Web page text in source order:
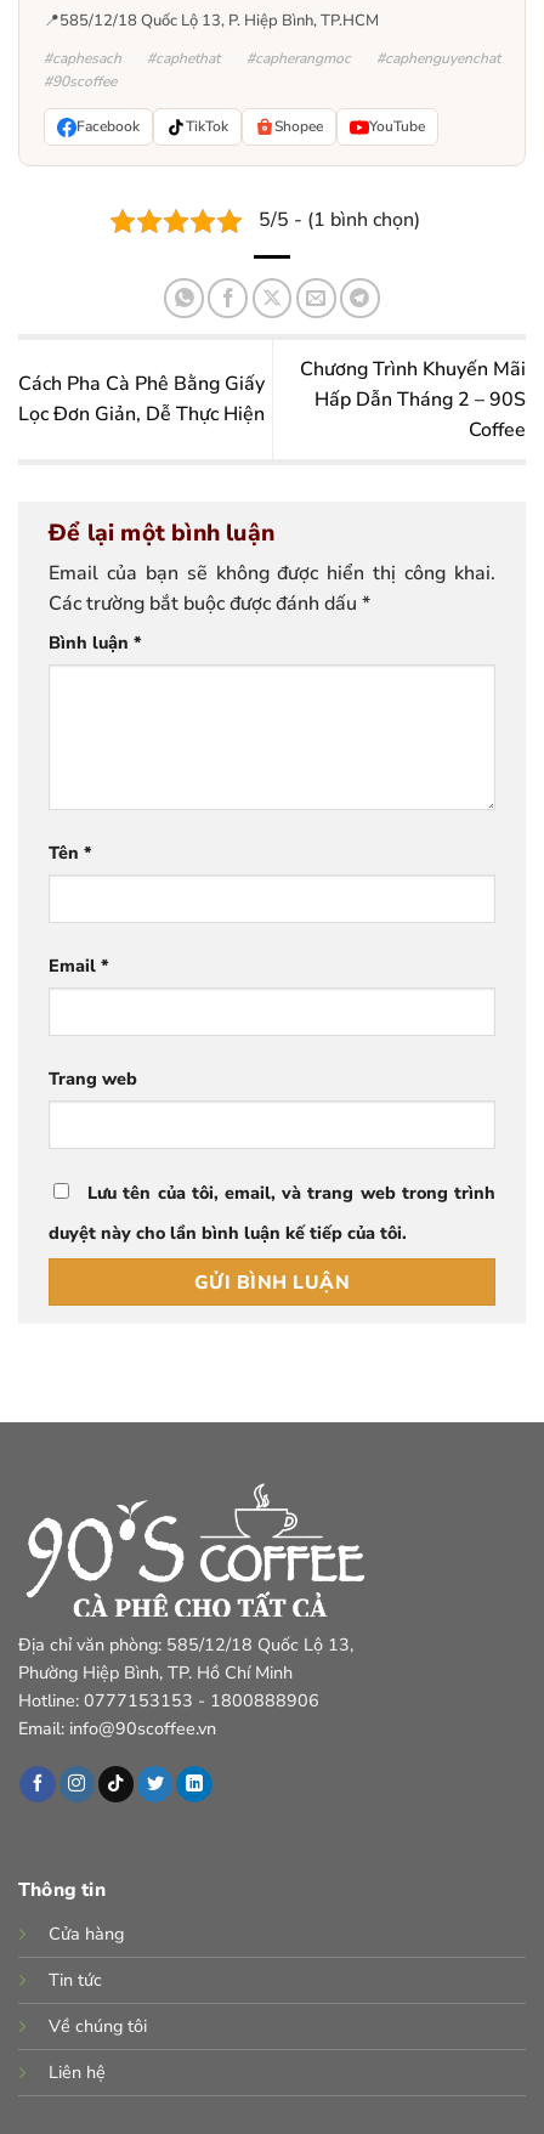
📍585/12/18 Quốc Lộ 13, P. Hiệp Bình, TP.HCM
#caphesach #caphethat #capherangmoc #caphenguyenchat
#90scoffee
Facebook TikTok Shopee YouTube
5/5 - (1 bình chọn)
Cách Pha Cà Phê Bằng Giấy
Lọc Đơn Giản, Dễ Thực Hiện
Chương Trình Khuyến Mãi
Hấp Dẫn Tháng 2 – 90S
Coffee
Để lại một bình luận
Email của bạn sẽ không được hiển thị công khai.
Các trường bắt buộc được đánh dấu *
Bình luận *
Tên *
Email *
Trang web
Lưu tên của tôi, email, và trang web trong trình
duyệt này cho lần bình luận kế tiếp của tôi.
Địa chỉ văn phòng: 585/12/18 Quốc Lộ 13,
Phường Hiệp Bình, TP. Hồ Chí Minh
Hotline: 0777153153 - 1800888906
Email: info@90scoffee.vn
Thông tin
Cửa hàng
Tin tức
Về chúng tôi
Liên hệ